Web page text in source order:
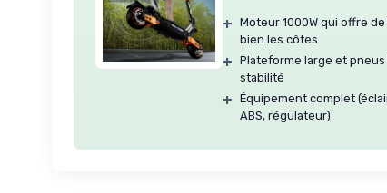
+ Moteur 1000W qui offre
bien les côtes
+ Plateforme large et
stabilité
+ Équipement complet
ABS, régulateur)